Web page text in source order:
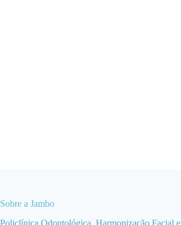
Sobre a Jambo
Policlínica Odontológica, Harmonização Facial e